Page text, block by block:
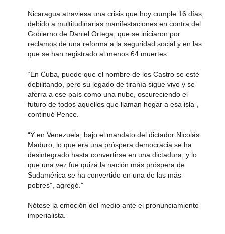
Nicaragua atraviesa una crisis que hoy cumple 16 días,
debido a multitudinarias manifestaciones en contra del
Gobierno de Daniel Ortega, que se iniciaron por
reclamos de una reforma a la seguridad social y en las
que se han registrado al menos 64 muertes.
“En Cuba, puede que el nombre de los Castro se esté
debilitando, pero su legado de tiranía sigue vivo y se
aferra a ese país como una nube, oscureciendo el
futuro de todos aquellos que llaman hogar a esa isla”,
continuó Pence.
“Y en Venezuela, bajo el mandato del dictador Nicolás
Maduro, lo que era una próspera democracia se ha
desintegrado hasta convertirse en una dictadura, y lo
que una vez fue quizá la nación más próspera de
Sudamérica se ha convertido en una de las más
pobres”, agregó."
Nótese la emoción del medio ante el pronunciamiento
imperialista.